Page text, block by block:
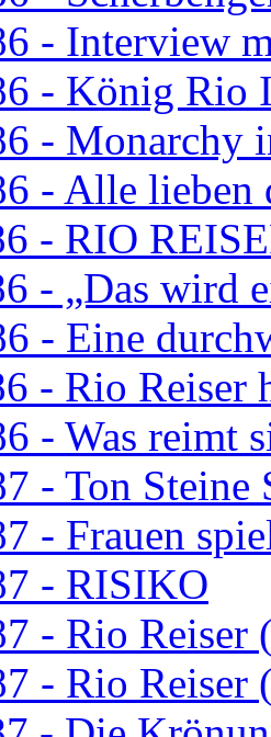
- Interview
- König Rio
- Monarchy
- Alle lieben
- RIO
- „Das wird
- Eine
- Rio Reiser
- Was reimt
- Ton Steine
- Frauen
- RISIKO
- Rio Reiser
- Rio Reiser